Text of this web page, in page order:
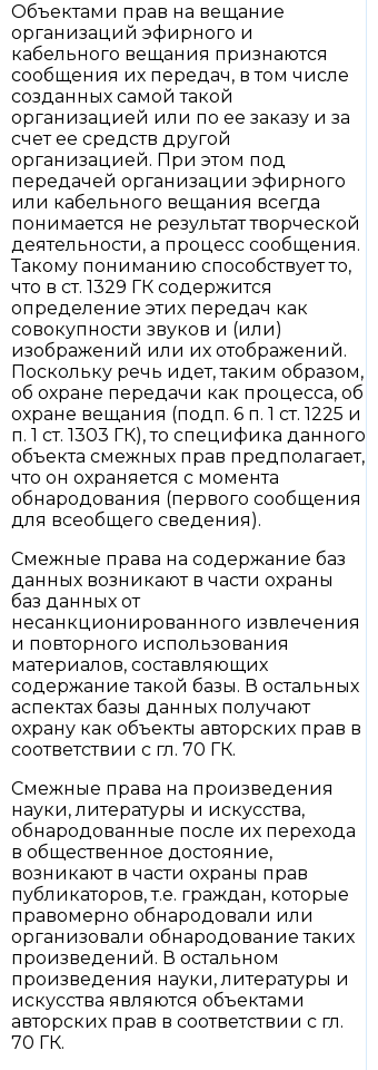
Объектами прав на вещание
организаций эфирного и
кабельного вещания признаются
сообщения их передач, в том числе
созданных самой такой
организацией или по ее заказу и за
счет ее средств другой
организацией. При этом под
передачей организации эфирного
или кабельного вещания всегда
понимается не результат творческой
деятельности, а процесс сообщения.
Такому пониманию способствует то,
что в ст. 1329 ГК содержится
определение этих передач как
совокупности звуков и (или)
изображений или их отображений.
Поскольку речь идет, таким образом,
об охране передачи как процесса, об
охране вещания (подп. 6 п. 1 ст. 1225 и
п. 1 ст. 1303 ГК), то специфика данного
объекта смежных прав предполагает,
что он охраняется с момента
обнародования (первого сообщения
для всеобщего сведения).
Смежные права на содержание баз
данных возникают в части охраны
баз данных от
несанкционированного извлечения
и повторного использования
материалов, составляющих
содержание такой базы. В остальных
аспектах базы данных получают
охрану как объекты авторских прав в
соответствии с гл. 70 ГК.
Смежные права на произведения
науки, литературы и искусства,
обнародованные после их перехода
в общественное достояние,
возникают в части охраны прав
публикаторов, т.е. граждан, которые
правомерно обнародовали или
организовали обнародование таких
произведений. В остальном
произведения науки, литературы и
искусства являются объектами
авторских прав в соответствии с гл.
70 ГК.